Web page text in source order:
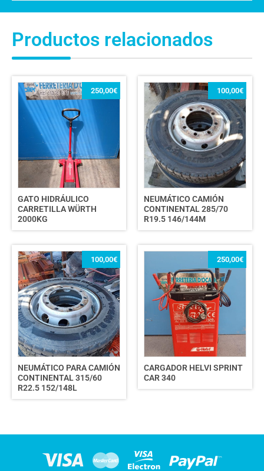
Productos relacionados
GATO HIDRÁULICO
CARRETILLA WÜRTH
2000KG
250,00€
NEUMÁTICO CAMIÓN
CONTINENTAL 285/70
R19.5 146/144M
100,00€
NEUMÁTICO PARA CAMIÓN
CONTINENTAL 315/60
R22.5 152/148L
100,00€
CARGADOR HELVI SPRINT
CAR 340
250,00€